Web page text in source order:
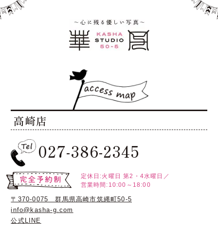
高崎店
027-386-2345
定休日:火曜日 第2・4水曜日／
営業時間:10:00～18:00
〒370-0075 群馬県高崎市筑縄町50-5
info@kasha-g.com
公式LINE